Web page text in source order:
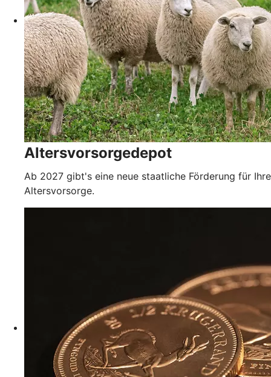
Altersvorsorgedepot
Ab 2027 gibt's eine neue staatliche Förderung für Ihre
Altersvorsorge.